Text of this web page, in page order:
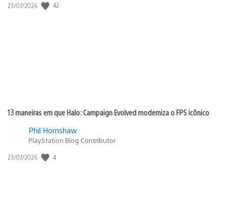
Data
23/07/2026 42
13 maneiras em que Halo: Campaign Evolved moderniza o FPS icônico
Phil Hornshaw
PlayStation Blog Contributor
Data
23/07/2026 4